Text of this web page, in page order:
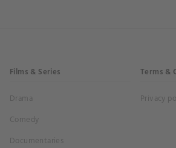
Films & Series
Drama
Comedy
Documentaries
Terms &
Privacy